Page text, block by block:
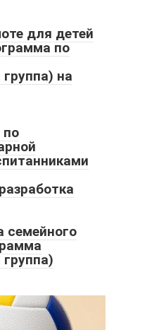
для детей
по
на
семейного